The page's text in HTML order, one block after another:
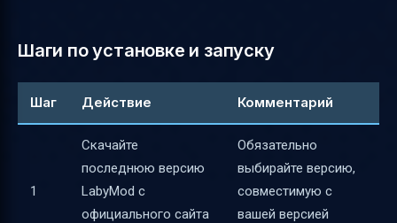
Шаги по установке и запуску
Шаг Действие Комментарий
1
Скачайте
последнюю версию
LabyMod с
официального сайта
Обязательно
выбирайте версию,
совместимую с
вашей версией